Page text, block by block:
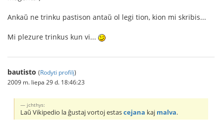
Ankaŭ ne trinku pastison antaŭ ol legi tion, kion mi skribis...
Mi plezure trinkus kun vi...
bautisto (Rodyti profilį)
2009 m. liepa 29 d. 18:46:23
jchthys:
Laŭ Vikipedio la ĝustaj vortoj estascejana kaj malva.